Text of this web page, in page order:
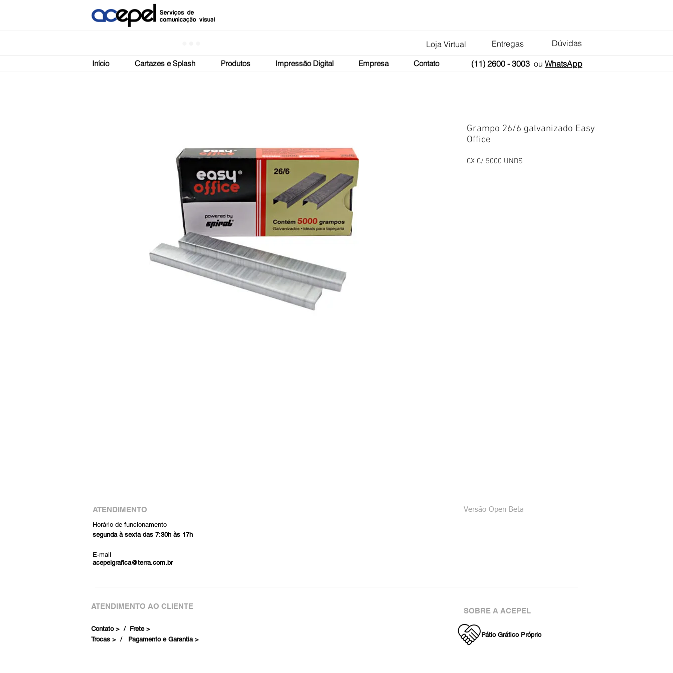
Loja Virtual Entregas Dúvidas
Grampo 26/6 galvanizado Easy
Office
CX C/ 5000 UNDS
(11) 2600 - 3003 ou WhatsApp
Início Cartazes e Splash Produtos Impressão Digital Empresa Contato
ATENDIMENTO
Versão Open Beta
Horário de funcionamento
segunda à sexta das 7:30h às 17h
E-mail
acepelgrafica@terra.com.br
ATENDIMENTO AO CLIENTE
Contato > / Frete >
Trocas > / Pagamento e Garantia >
SOBRE A ACEPEL
Pátio Gráfico Próprio